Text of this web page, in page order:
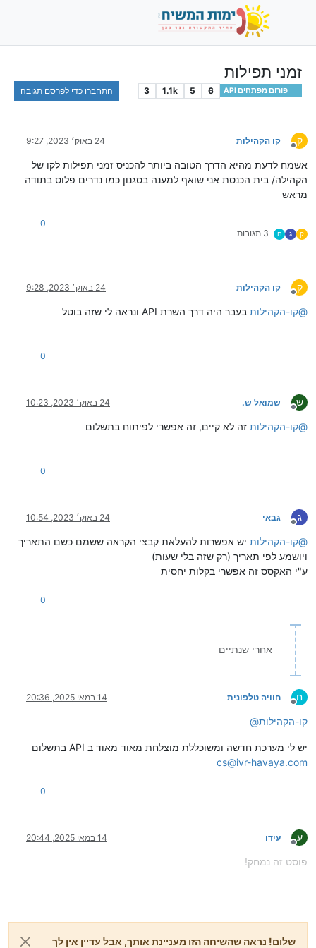
זמני תפילות
פורום מפתחים API 6
5
1.1k
3 התחברו כדי לפרסם תגובה
ק
מנותק
קו הקהילות 24 באוק׳ 2023, 9:27
אשמח לדעת מהיא הדרך הטובה ביותר להכניס זמני תפילות לקו של
הקהילה/ בית הכנסת אני שואף למענה בסגנון כמו נדרים פלוס בתודה
מראש
ק ג ח 3 תגובות
0
ק
מנותק
קו הקהילות 24 באוק׳ 2023, 9:28
@קו-הקהילות בעבר היה דרך השרת API ונראה לי שזה בוטל
0
ש
מנותק
שמואל ש. 24 באוק׳ 2023, 10:23
@קו-הקהילות זה לא קיים, זה אפשרי לפיתוח בתשלום
0
ג
מנותק
גבאי 24 באוק׳ 2023, 10:54
@קו-הקהילות יש אפשרות להעלאת קבצי הקראה ששמם כשם התאריך
ויושמע לפי תאריך (רק שזה בלי שעות)
ע"י האקסס זה אפשרי בקלות יחסית
0
אחרי שנתיים
ח
מנותק
חוויה טלפונית 14 במאי 2025, 20:36
@קו-הקהילות
יש לי מערכת חדשה ומשוכללת מוצלחת מאוד מאוד ב API בתשלום
cs@ivr-havaya.com
0
ע
מנותק
עידו 14 במאי 2025, 20:44
פוסט זה נמחק!
שלום! נראה שהשיחה הזו מעניינת אותך, אבל עדיין אין לך